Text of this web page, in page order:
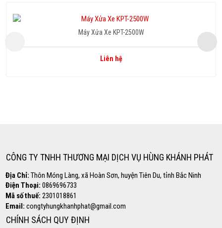
Máy Xửa Xe KPT-2500W
Liên hệ
CÔNG TY TNHH THƯƠNG MẠI DỊCH VỤ HÙNG KHÁNH PHÁT
Địa Chỉ: Thôn Móng Làng, xã Hoàn Sơn, huyện Tiên Du, tỉnh Bắc Ninh
Điện Thoại: 0869696733
Mã số thuế: 2301018861
Email: congtyhungkhanhphat@gmail.com
CHÍNH SÁCH QUY ĐỊNH